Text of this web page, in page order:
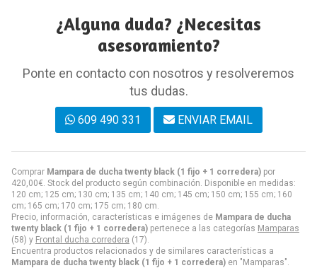
Comprar Mampara de ducha twenty black (1 fijo + 1 corredera) por
420,00€ . Stock del producto según combinación. Disponible en medidas:
120 cm; 125 cm; 130 cm; 135 cm; 140 cm; 145 cm; 150 cm; 155 cm; 160
cm; 165 cm; 170 cm; 175 cm; 180 cm.
Precio, información, características e imágenes de Mampara de ducha
twenty black (1 fijo + 1 corredera) pertenece a las categorías Mamparas
(58) y Frontal ducha corredera (17).
Encuentra productos relacionados y de similares características a
Mampara de ducha twenty black (1 fijo + 1 corredera) en "Mamparas".
¿Alguna duda? ¿Necesitas
asesoramiento?
Ponte en contacto con nosotros y resolveremos
tus dudas.
609 490 331 ENVIAR EMAIL